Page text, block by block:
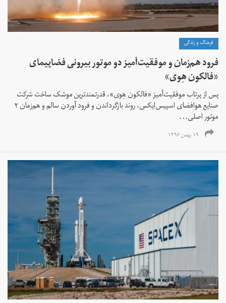
فرهنگ و زندگی
فرود هم‌زمان و موفقیت‌آمیز دو موتور بیرونی فضاپیمای
«فالکون هِوی»
پس از پرتاب موفقیت‌آمیز «فالکون هِوی»، قدرتمندترین موشک ساخت شرکت
صنایع هوافضای اسپیس‌ایکس، روند بازگرداندن و فرود آوردن سالم و هم‌زمان ۲
موتور اصلی...
۱۹ بهمن ۱۳۹۶